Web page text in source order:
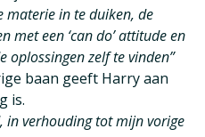
materie in te duiken, de
met een ‘can do’ attitude en
oplossingen zelf te vinden”
baan geeft Harry aan
is.
in verhouding tot mijn vorige